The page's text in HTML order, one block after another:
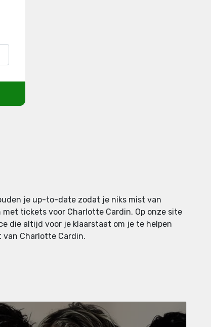
je up-to-date zodat je niks mist van
tickets voor Charlotte Cardin. Op onze site
die altijd voor je klaarstaat om je te helpen
Charlotte Cardin.